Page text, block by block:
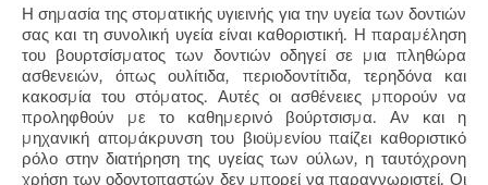
Η σημασία της στοματικής υγιεινής για την υγεία των δοντιών
σας και τη συνολική υγεία είναι καθοριστική. Η παραμέληση
του βουρτσίσματος των δοντιών οδηγεί σε μια πληθώρα
ασθενειών, όπως ουλίτιδα, περιοδοντίτιδα, τερηδόνα και
κακοσμία του στόματος. Αυτές οι ασθένειες μπορούν να
προληφθούν με το καθημερινό βούρτσισμα. Αν και η
μηχανική απομάκρυνση του βιοϋμενίου παίζει καθοριστικό
ρόλο στην διατήρηση της υγείας των ούλων, η ταυτόχρονη
χρήση των οδοντοπαστών δεν μπορεί να παραγνωριστεί. Οι